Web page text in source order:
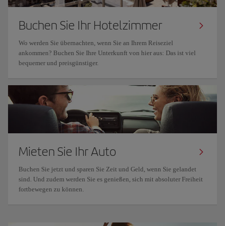
Buchen Sie Ihr Hotelzimmer
Wo werden Sie übernachten, wenn Sie an Ihrem Reiseziel
ankommen? Buchen Sie Ihre Unterkunft von hier aus: Das ist viel
bequemer und preisgünstiger.
Mieten Sie Ihr Auto
Buchen Sie jetzt und sparen Sie Zeit und Geld, wenn Sie gelandet
sind. Und zudem werden Sie es genießen, sich mit absoluter Freiheit
fortbewegen zu können.